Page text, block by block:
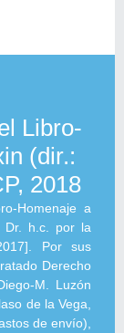
Libro-
(dir.:
2018
Homenaje a
Dr. h.c. por la
Por sus
Derecho
M. Luzón
de la Vega,
de envío),